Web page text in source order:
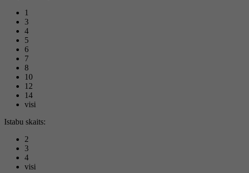
1
3
4
5
6
7
8
10
12
14
visi
Istabu skaits:
2
3
4
visi